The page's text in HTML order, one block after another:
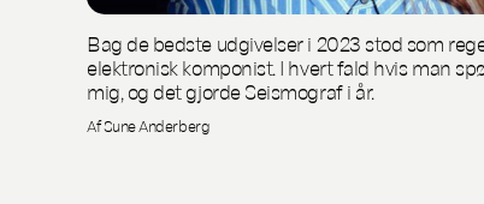
Bag de bedste udgivelser i 2023 stod som
elektronisk komponist. I hvert fald hvis man
mig, og det gjorde Seismograf i år.
Af Sune Anderberg